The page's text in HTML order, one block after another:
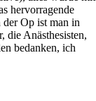
hervorragende
der Op ist man in
die Anästhesisten,
bedanken, ich